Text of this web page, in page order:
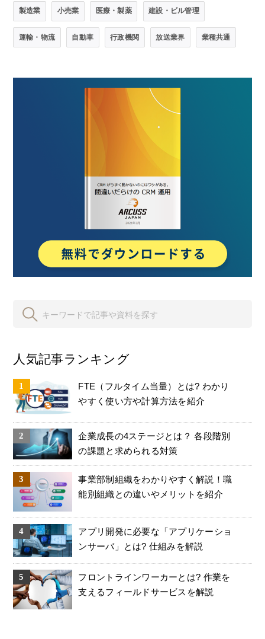
製造業 小売業 医療・製薬 建設・ビル管理
運輸・物流 自動車 行政機関 放送業界 業種共通
人気記事ランキング
FTE（フルタイム当量）とは? わかり
やすく使い方や計算方法を紹介
企業成長の4ステージとは？ 各段階別
の課題と求められる対策
事業部制組織をわかりやすく解説！職
能別組織との違いやメリットを紹介
アプリ開発に必要な「アプリケーショ
ンサーバ」とは? 仕組みを解説
フロントラインワーカーとは? 作業を
支えるフィールドサービスを解説